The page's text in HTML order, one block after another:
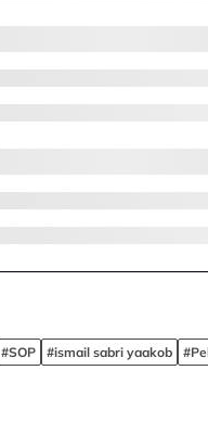
#SOP #ismail sabri yaakob